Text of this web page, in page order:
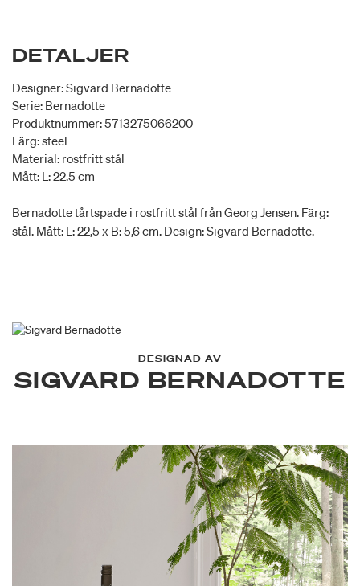
DETALJER
Designer: Sigvard Bernadotte
Serie: Bernadotte
Produktnummer: 5713275066200
Färg: steel
Material: rostfritt stål
Mått: L: 22.5 cm
Bernadotte tårtspade i rostfritt stål från Georg Jensen. Färg:
stål. Mått: L: 22,5 x B: 5,6 cm. Design: Sigvard Bernadotte.
DESIGNAD AV
SIGVARD BERNADOTTE